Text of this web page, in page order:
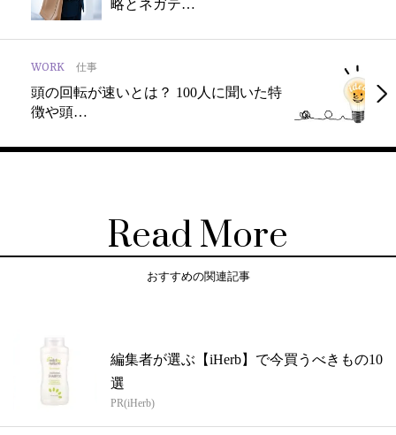
略とネガテ…
WORK 仕事
頭の回転が速いとは？ 100人に聞いた特
徴や頭…
Read More
おすすめの関連記事
編集者が選ぶ【iHerb】で今買うべきもの10
選
PR(iHerb)